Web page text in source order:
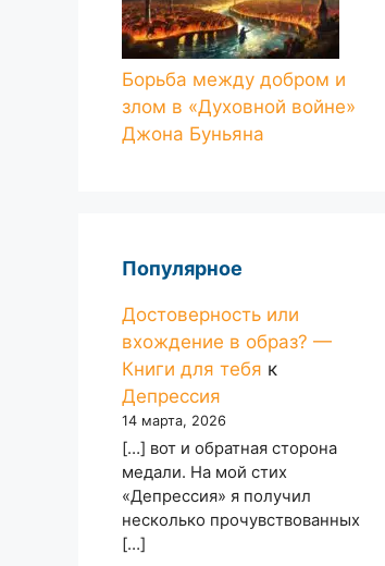
Борьба между добром и
злом в «Духовной войне»
Джона Буньяна
Популярное
Достоверность или
вхождение в образ? —
Книги для тебя к
Депрессия
14 марта, 2026
[…] вот и обратная сторона
медали. На мой стих
«Депрессия» я получил
несколько прочувствованных
[…]